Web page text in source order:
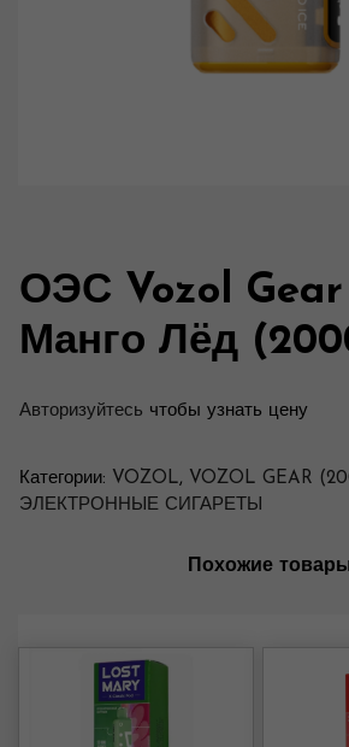
ОЭС Vozol
Манго Лёд
Авторизуйтесь чтобы узнать цену
Категории: VOZOL, VOZOL GEAR
ЭЛЕКТРОННЫЕ СИГАРЕТЫ
Похожие